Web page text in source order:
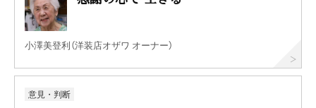
小澤美登利（洋装店オザワ オーナー）
意見・判断